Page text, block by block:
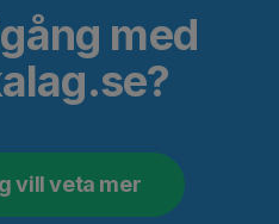
med
vill veta mer